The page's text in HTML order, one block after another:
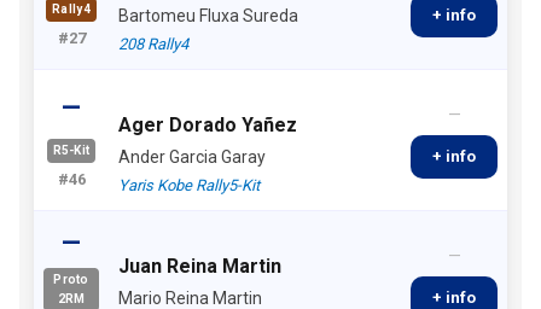
Rally4
#27
Bartomeu Fluxa Sureda
208 Rally4
+ info
—
R5-Kit
#46
Ager Dorado Yañez
Ander Garcia Garay
Yaris Kobe Rally5-Kit
—
+ info
—
Proto
2RM
Juan Reina Martin
Mario Reina Martin
—
+ info